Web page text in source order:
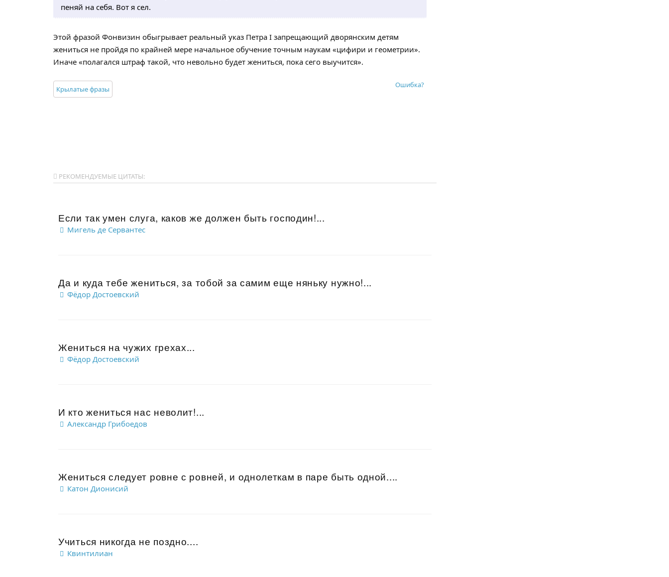
пеняй на себя. Вот я сел.
Этой фразой Фонвизин обыгрывает реальный указ Петра I запрещающий дворянским детям
жениться не пройдя по крайней мере начальное обучение точным наукам «цифири и геометрии».
Иначе «полагался штраф такой, что невольно будет жениться, пока сего выучится».
Крылатые фразы Ошибка?
РЕКОМЕНДУЕМЫЕ ЦИТАТЫ:
Если так умен слуга, каков же должен быть господин!...
Мигель де Сервантес
Да и куда тебе жениться, за тобой за самим еще няньку нужно!...
Фёдор Достоевский
Жениться на чужих грехах...
Фёдор Достоевский
И кто жениться нас неволит!...
Александр Грибоедов
Жениться следует ровне с ровней, и однолеткам в паре быть одной....
Катон Дионисий
Учиться никогда не поздно....
Квинтилиан